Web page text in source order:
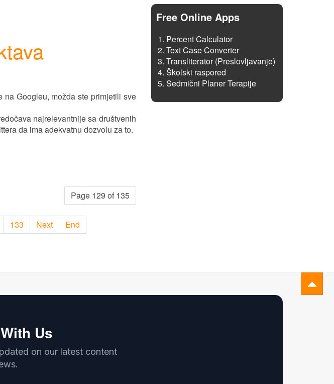
na Googleu, možda ste primjetili sve
najrelevantnije sa društvenih
da ima adekvatnu dozvolu za to.
Page 129 of 135
133 Next End
Free Online Apps
Percent Calculator
Text Case Converter
Transliterator (Preslovljavanje)
Školski raspored
Sedmični Planer Terapije
Us
on our latest content